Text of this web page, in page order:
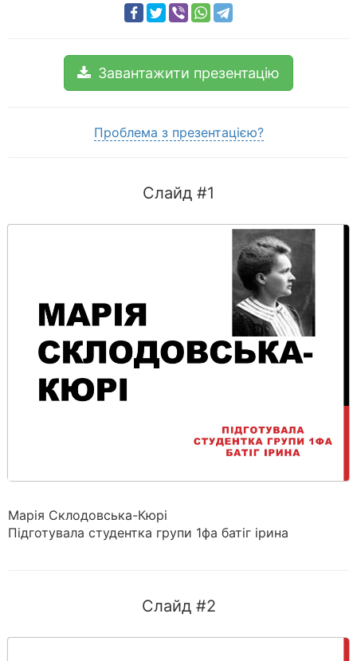
Завантажити презентацію
Проблема з презентацією?
Слайд #1
Марія Склодовська-Кюрі
Підготувала студентка групи 1фа батіг ірина
Слайд #2